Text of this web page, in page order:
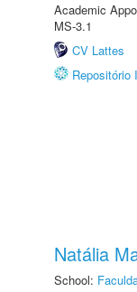
Academic
MS-3.1
CV Lattes
Repositório
Natália
School: